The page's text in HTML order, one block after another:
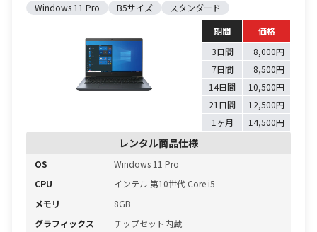
Windows 11 Pro B5サイズ
スタンダード
期間
価格
3日間
8,000円
7日間
8,500円
14日間
10,500円
21日間
12,500円
1ヶ月
14,500円
レンタル商品仕様
OS
Windows 11 Pro
CPU
インテル 第10世代 Core i5
メモリ
8GB
グラフィックス
チップセット内蔵